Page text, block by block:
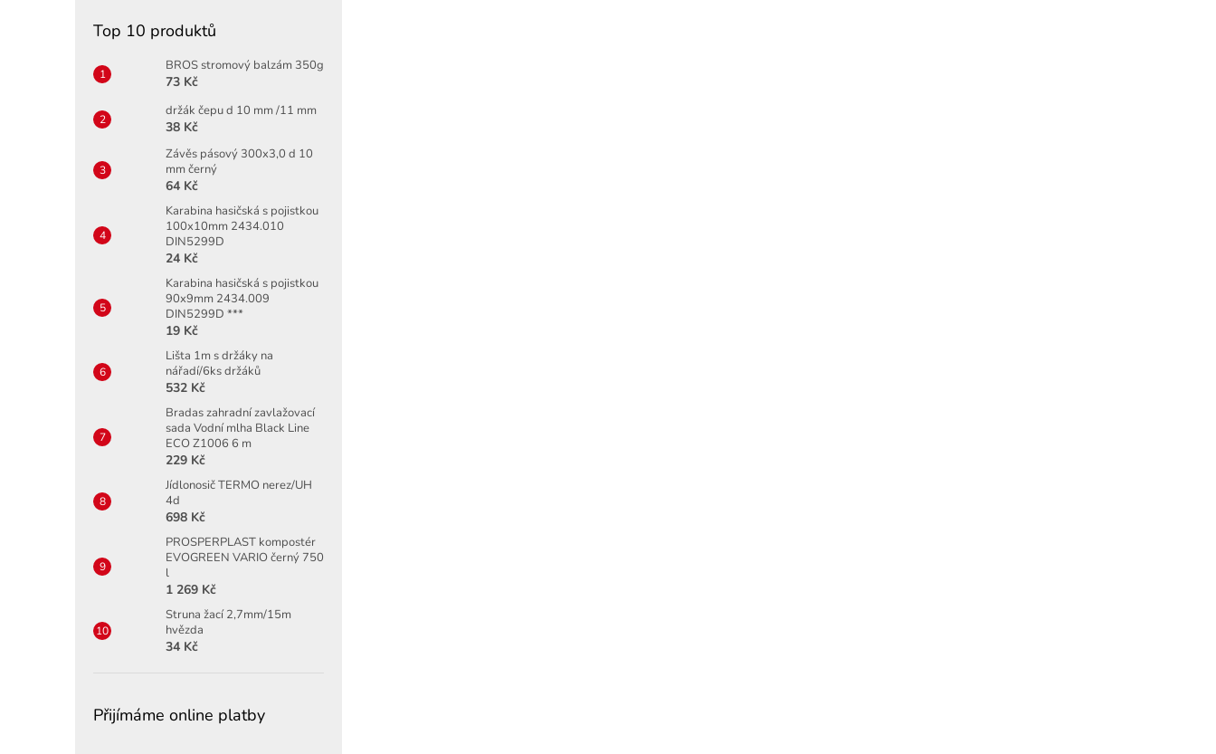
Top 10 produktů
BROS stromový balzám 350g
73 Kč
držák čepu d 10 mm /11 mm
38 Kč
Závěs pásový 300x3,0 d 10
mm černý
64 Kč
Karabina hasičská s pojistkou
100x10mm 2434.010
DIN5299D
24 Kč
Karabina hasičská s pojistkou
90x9mm 2434.009
DIN5299D ***
19 Kč
Lišta 1m s držáky na
nářadí/6ks držáků
532 Kč
Bradas zahradní zavlažovací
sada Vodní mlha Black Line
ECO Z1006 6 m
229 Kč
Jídlonosič TERMO nerez/UH
4d
698 Kč
PROSPERPLAST kompostér
EVOGREEN VARIO černý 750
l
1 269 Kč
Struna žací 2,7mm/15m
hvězda
34 Kč
Přijímáme online platby